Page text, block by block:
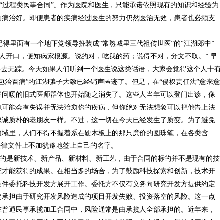
程类民事合同”。作为医院和医生，只能承诺依照现有的知识和经验为
治好。即便患者的疾病经过医生的努力仍然医治无效，患者也必须支
面有一个地下党领导扮装成“常熟城里三代祖传世医”的“江湖郎中”
口，便知病家根源。说的对，吃我的药；说得不对，分文不取。” 早
无踪。今天如果人们听到一个医生说这类话语，大家会觉得这个人十
治百病”的江湖骗子大致已经销声匿迹了。但是，在“侵权责任法”愈来愈
暖的旧式医师群体也开始随之消失了。这些人当年可以登门出诊，像
能会有失误并无法治愈你的疾病，但你绝对无法想象可以把他告上法
质朴的老朋友一样。不过，这一切在今天已经发生了质变。为了避免
里，人们不得不握着系在硬木板上的那只廉价的圆珠笔，在各类含
文件上不加犹豫地签上自己的名字。
新技术、新产品、新材料、新工艺，由于合同的标的并不是现有的技
能获得的成果。在相当多的场合，为了鼓励科技探索和创新，技术开
委托科技开发方展开工作。委托方不仅有义务向研究开发方提供约定
担由于研究开发风险造成的项目开发失败、投资落空的风险。这一点
通民事承揽加工合同中，风险通常是由承揽人全部承担的。近年来，